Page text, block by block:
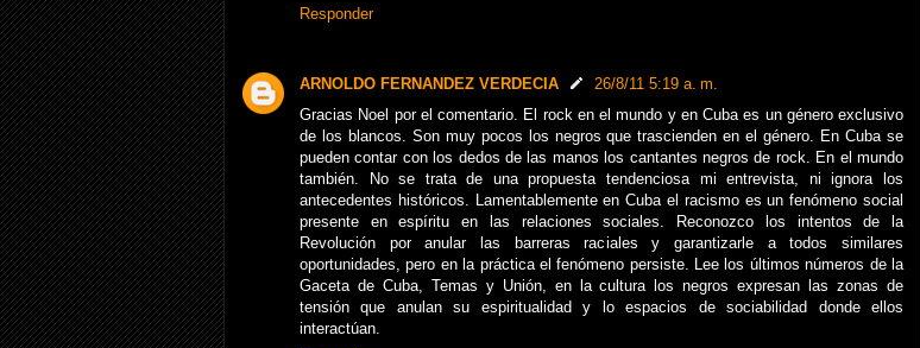
Responder
ARNOLDO FERNANDEZ VERDECIA
26/8/11 5:19 a. m.
Gracias Noel por el comentario. El rock en el mundo y en Cuba es un género exclusivo
de los blancos. Son muy pocos los negros que trascienden en el género. En Cuba se
pueden contar con los dedos de las manos los cantantes negros de rock. En el mundo
también. No se trata de una propuesta tendenciosa mi entrevista, ni ignora los
antecedentes históricos. Lamentablemente en Cuba el racismo es un fenómeno social
presente en espíritu en las relaciones sociales. Reconozco los intentos de la
Revolución por anular las barreras raciales y garantizarle a todos similares
oportunidades, pero en la práctica el fenómeno persiste. Lee los últimos números de la
Gaceta de Cuba, Temas y Unión, en la cultura los negros expresan las zonas de
tensión que anulan su espiritualidad y lo espacios de sociabilidad donde ellos
interactúan.